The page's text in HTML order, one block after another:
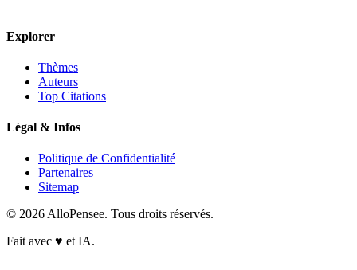
Explorer
Thèmes
Auteurs
Top Citations
Légal & Infos
Politique de Confidentialité
Partenaires
Sitemap
© 2026 AlloPensee. Tous droits réservés.
Fait avec ♥ et IA.